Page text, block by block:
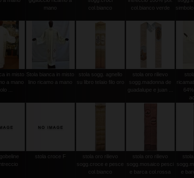
mano
col.bianco
col.bianco verde
in misto
a mano
...
Stola bianca in misto
lino ricamo a mano
stola sogg. agnello
su libro telaio filo oro
stola oro rilievo
sogg.madonna de
guadalupe e juan ...
stola croce F
stola oro rilievo
sogg.croce e pesce
col.bianco
stola oro rilievo
sogg.mosaico pesci
e barca col.rossa
e